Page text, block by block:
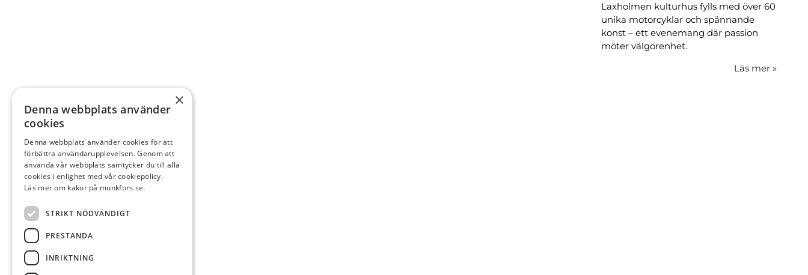
Laxholmen kulturhus fylls med över 60
unika motorcyklar och spännande
konst – ett evenemang där passion
möter välgörenhet.
Läs mer »
×
Denna webbplats använder
cookies
Denna webbplats använder cookies för att
förbättra användarupplevelsen. Genom att
använda vår webbplats samtycker du till alla
cookies i enlighet med vår cookiepolicy.
Läs mer om kakor på munkfors.se.
STRIKT NÖDVÄNDIGT
PRESTANDA
INRIKTNING